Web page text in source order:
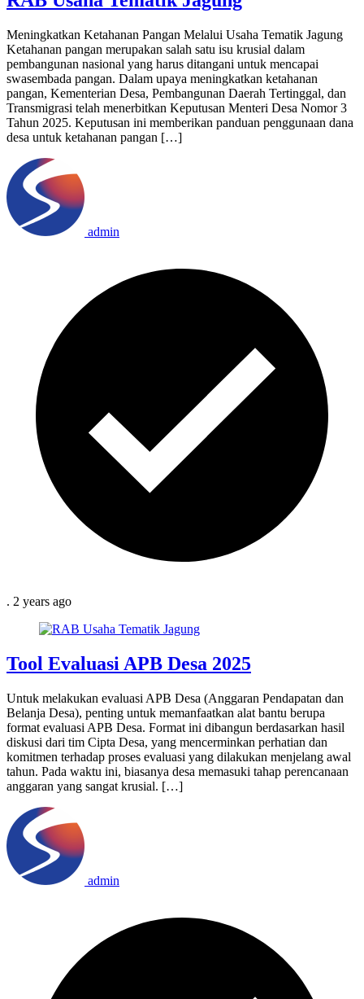
Meningkatkan Ketahanan Pangan Melalui Usaha Tematik Jagung
Ketahanan pangan merupakan salah satu isu krusial dalam
pembangunan nasional yang harus ditangani untuk mencapai
swasembada pangan. Dalam upaya meningkatkan ketahanan
pangan, Kementerian Desa, Pembangunan Daerah Tertinggal, dan
Transmigrasi telah menerbitkan Keputusan Menteri Desa Nomor 3
Tahun 2025. Keputusan ini memberikan panduan penggunaan dana
desa untuk ketahanan pangan […]
admin
. 2 years ago
Tool Evaluasi APB Desa 2025
Untuk melakukan evaluasi APB Desa (Anggaran Pendapatan dan
Belanja Desa), penting untuk memanfaatkan alat bantu berupa
format evaluasi APB Desa. Format ini dibangun berdasarkan hasil
diskusi dari tim Cipta Desa, yang mencerminkan perhatian dan
komitmen terhadap proses evaluasi yang dilakukan menjelang awal
tahun. Pada waktu ini, biasanya desa memasuki tahap perencanaan
anggaran yang sangat krusial. […]
admin